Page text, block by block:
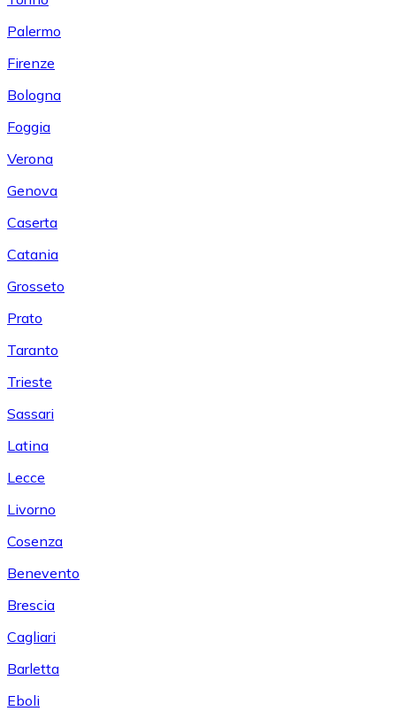
Palermo
Firenze
Bologna
Foggia
Verona
Genova
Caserta
Catania
Grosseto
Prato
Taranto
Trieste
Sassari
Latina
Lecce
Livorno
Cosenza
Benevento
Brescia
Cagliari
Barletta
Eboli